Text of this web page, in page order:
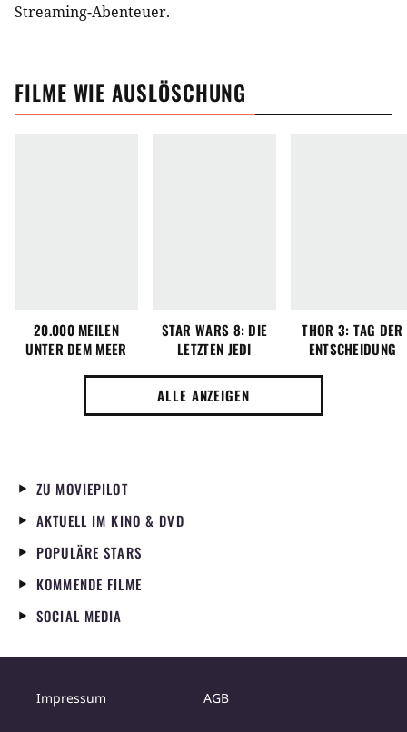
Streaming-Abenteuer.
FILME WIEAUSLÖSCHUNG
20.000 MEILEN
UNTER DEM MEER
STAR WARS 8: DIE
LETZTEN JEDI
THOR 3: TAG DER
ENTSCHEIDUNG
ALLE ANZEIGEN
ZU MOVIEPILOT
AKTUELL IM KINO & DVD
POPULÄRE STARS
KOMMENDE FILME
SOCIAL MEDIA
Impressum AGB